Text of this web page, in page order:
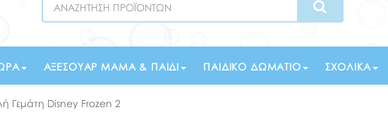
ΑΞΕΣΟΥΆΡ ΜΑΜΆ & ΠΑΙΔΊ ΠΑΙΔΙΚΌ ΔΩΜΆΤΙΟ ΣΧΟΛΙΚΆ
Γεμάτη Disney Frozen 2